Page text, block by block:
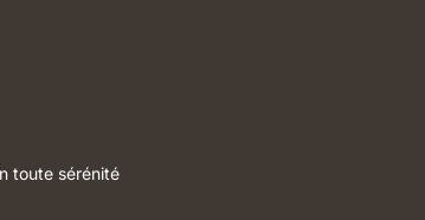
toute sérénité